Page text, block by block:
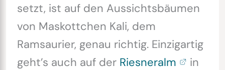
setzt, ist auf den Aussichtsbäumen
von Maskottchen Kali, dem
Ramsaurier, genau richtig. Einzigartig
geht’s auch auf der Riesneralm
in